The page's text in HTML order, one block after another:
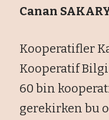
Canan
Kooperatifler
Kooperatif Bilgi
60 bin
gerekirken bu